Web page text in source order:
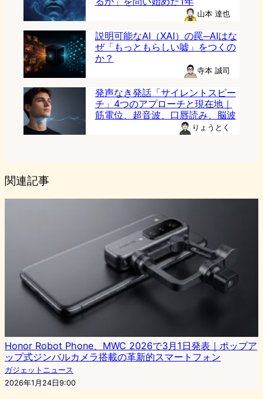
山本 達也
説明可能なAI（XAI）の罠─AIはな
ぜ「もっともらしい嘘」をつくの
か？
寺本 誠司
発声なき発話「サイレントスピー
チ」4つのアプローチと現在地｜
筋電位、超音波、口唇読み、脳波
りょうとく
関連記事
Honor Robot Phone、MWC 2026で3月1日発表｜ポップア
ップ式ジンバルカメラ搭載の革新的スマートフォン
ガジェットニュース
2026年1月24日9:00